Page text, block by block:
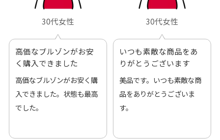
30代女性
高価なブルゾンがお安
く購入できました
高価なブルゾンがお安く購
入できました。状態も最高
でした。
30代女性
いつも素敵な商品をあ
りがとうございます
美品です。いつも素敵な商
品をありがとうございま
す。